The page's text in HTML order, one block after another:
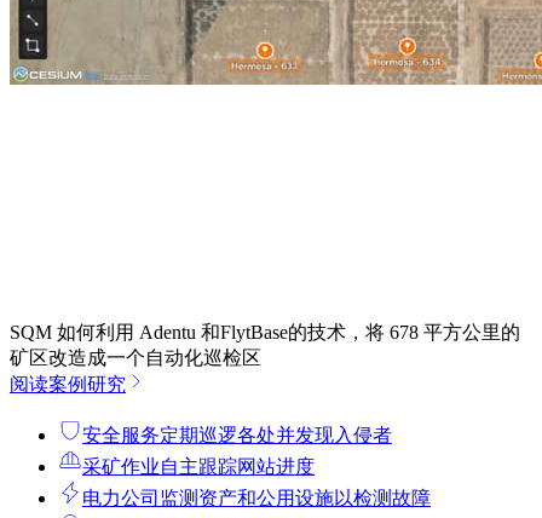
SQM 如何利用 Adentu 和FlytBase的技术，将 678 平方公里的
矿区改造成一个自动化巡检区
阅读案例研究
安全服务定期巡逻各处并发现入侵者
采矿作业自主跟踪网站进度
电力公司 监测资产和公用设施以检测故障